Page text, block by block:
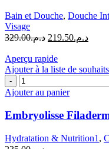
Bain et Douche, Douche
Visage
د.م.329.00
Le
initial
était :
د.م.219.50
Le
est :
Aperçu rapide
Ajouter à la liste de souhaits
quantité
de
Embryolisse
Filaderme
Émulsion
75
Ajouter au panier
Embryolisse
Hydratation & Nutrition1 ,